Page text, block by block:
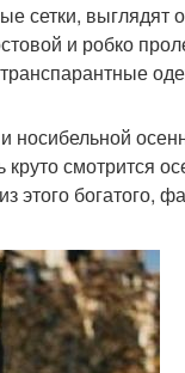
выглядят
и робко
носибельной
смотрится
этого богатого,